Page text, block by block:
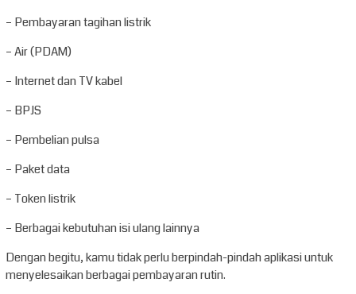
– Pembayaran tagihan listrik
– Air (PDAM)
– Internet dan TV kabel
– BPJS
– Pembelian pulsa
– Paket data
– Token listrik
– Berbagai kebutuhan isi ulang lainnya
Dengan begitu, kamu tidak perlu berpindah-pindah aplikasi untuk
menyelesaikan berbagai pembayaran rutin.